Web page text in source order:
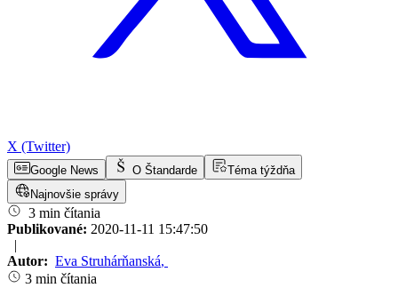
X (Twitter)
Google News O Štandarde
Téma týždňa
Najnovšie správy
3 min čítania
Publikované: 2020-11-11 15:47:50
|
Autor: Eva Struhárňanská,
3 min čítania